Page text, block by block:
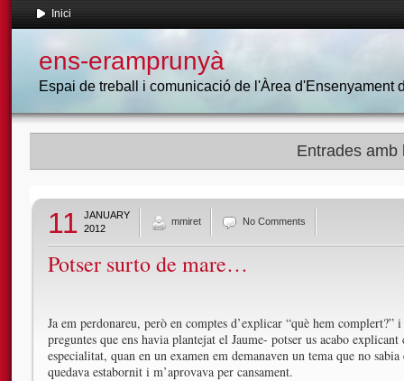
Inici
ens-eramprunyà
Espai de treball i comunicació de l'Àrea d'Ensenyament
Entrades amb
11 JANUARY
2012
mmiret No Comments
Potser surto de mare…
Ja em perdonareu, però en comptes d’explicar “què hem complert?”
preguntes que ens havia plantejat el Jaume- potser us acabo
especialitat, quan en un examen em demanaven un tema que no
quedava estabornit i m’aprovava per cansament.